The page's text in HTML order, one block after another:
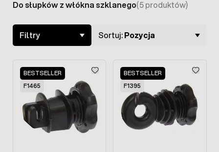
Skip to product list
Do słupków z włókna szklanego(5 produktów)
Filtry Sortuj:Pozycja
BESTSELLER
F1465
BESTSELLER
F1395